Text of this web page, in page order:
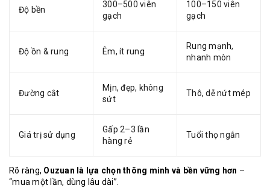
Độ bền
300–500 viên
gạch
100–150 viên
gạch
Độ ồn & rung Êm, ít rung
Rung mạnh,
nhanh mòn
Đường cắt
Mịn, đẹp, không
sứt
Thô, dễ nứt mép
Giá trị sử dụng
Gấp 2–3 lần
hàng rẻ
Tuổi thọ ngắn
Rõ ràng, Ouzuan là lựa chọn thông minh và bền vững hơn –
“mua một lần, dùng lâu dài”.